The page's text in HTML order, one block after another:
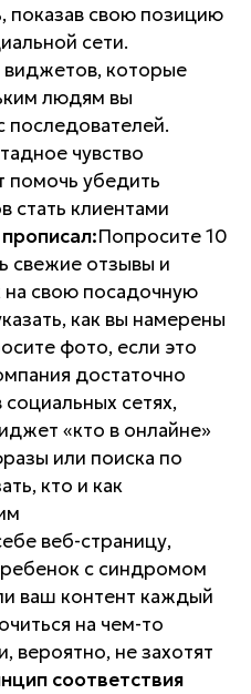
показав свою позицию
сети.
которые
людям вы
последователей.
чувство
помочь убедить
стать клиентами
Попросите 10
свежие отзывы и
на свою посадочную
как вы намерены
фото, если это
достаточно
сетях,
«кто в онлайне»
или поиска по
кто и как
веб-страницу,
с синдромом
ваш контент каждый
на чем-то
вероятно, не захотят
соответствия